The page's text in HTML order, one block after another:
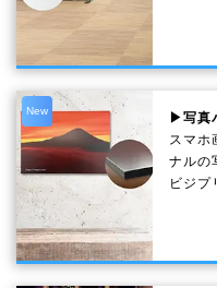
New
▶写真
スマホ
ナルの
ビジプ